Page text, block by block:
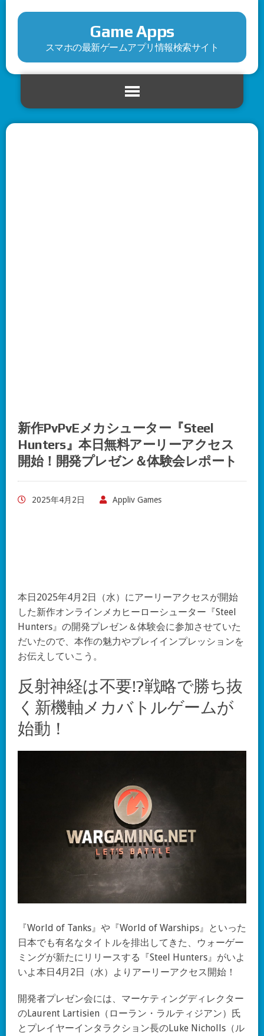
Game Apps
スマホの最新ゲームアプリ情報検索サイト
新作PvPvEメカシューター『Steel
Hunters』本日無料アーリーアクセス
開始！開発プレゼン＆体験会レポート
2025年4月2日 Appliv Games
本日2025年4月2日（水）にアーリーアクセスが開始
した新作オンラインメカヒーローシューター『Steel
Hunters』の開発プレゼン＆体験会に参加させていた
だいたので、本作の魅力やプレイインプレッションを
お伝えしていこう。
反射神経は不要!?戦略で勝ち抜
く新機軸メカバトルゲームが
始動！
『World of Tanks』や『World of Warships』といった
日本でも有名なタイトルを排出してきた、ウォーゲー
ミングが新たにリリースする『Steel Hunters』がいよ
いよ本日4月2日（水）よりアーリーアクセス開始！
開発者プレゼン会には、マーケティングディレクター
のLaurent Lartisien（ローラン・ラルティジアン）氏
とプレイヤーインタラクション長のLuke Nicholls（ル